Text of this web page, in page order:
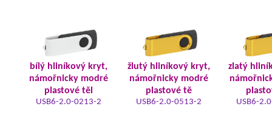
bílý hliníkový kryt,
námořnicky modré
plastové těl
USB6-2.0-0213-2
žlutý hliníkový kryt,
námořnicky modré
plastové tě
USB6-2.0-0513-2
zlatý
USB6-